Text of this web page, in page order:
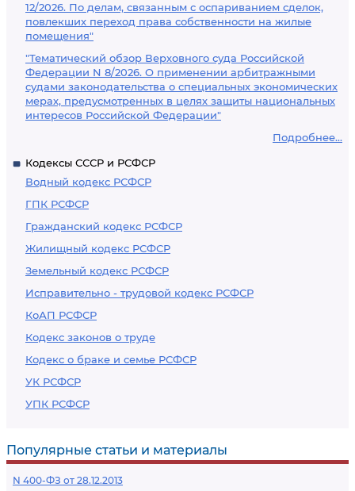
12/2026. По делам, связанным с оспариванием сделок,
повлекших переход права собственности на жилые
помещения"
"Тематический обзор Верховного суда Российской
Федерации N 8/2026. О применении арбитражными
судами законодательства о специальных экономических
мерах, предусмотренных в целях защиты национальных
интересов Российской Федерации"
Подробнее...
Кодексы СССР и РСФСР
Водный кодекс РСФСР
ГПК РСФСР
Гражданский кодекс РСФСР
Жилищный кодекс РСФСР
Земельный кодекс РСФСР
Исправительно - трудовой кодекс РСФСР
КоАП РСФСР
Кодекс законов о труде
Кодекс о браке и семье РСФСР
УК РСФСР
УПК РСФСР
Популярные статьи и материалы
N 400-ФЗ от 28.12.2013